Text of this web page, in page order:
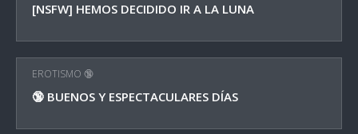
[NSFW] HEMOS DECIDIDO IR A LA LUNA
EROTISMO 🔞
🔞 BUENOS Y ESPECTACULARES DÍAS